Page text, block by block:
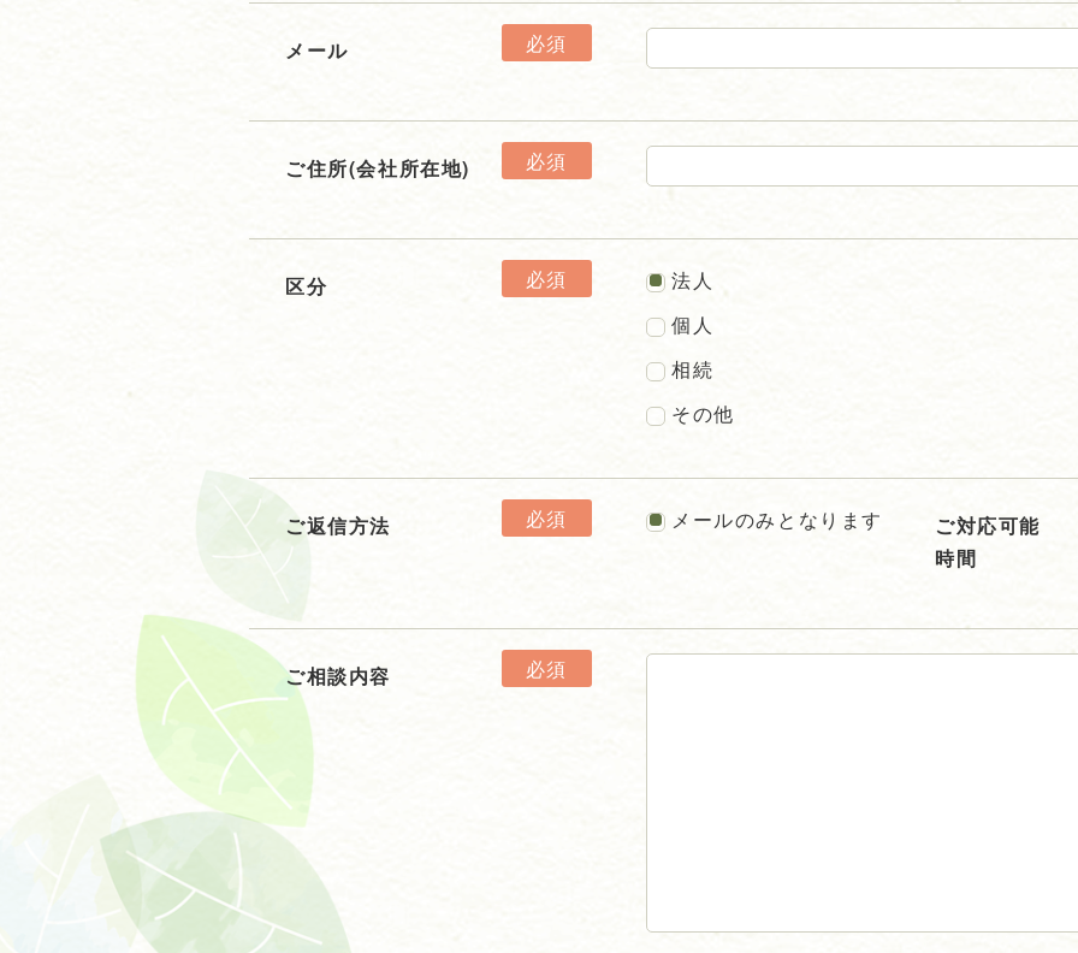
メール 必須
ご住所(会社所在地) 必須
区分 必須
法人
個人
相続
その他
ご返信方法 必須 メールのみとなります
ご対応可能
時間
ご相談内容 必須